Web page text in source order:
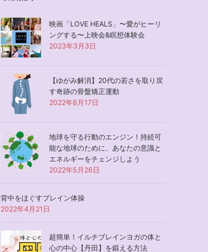
映画「LOVE HEALS」〜愛がヒーリ
ングする〜上映会&瞑想体験会
2023年3月3日
【ゆがみ解消】20代の若さを取り戻
す奇跡の骨盤矯正運動
2022年8月17日
地球を守る行動のエンジン！持続可
能な地球のために、あなたの意識と
エネルギーをチェンジしよう
2022年5月26日
背中をほぐすブレイン体操
2022年4月21日
超簡単！イルチブレインヨガの体と
心の中心【丹田】を鍛える方法